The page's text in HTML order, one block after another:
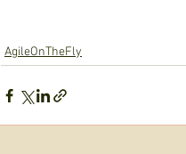
AgileOnTheFly